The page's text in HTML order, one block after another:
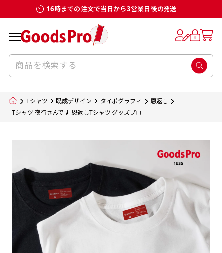
16時までの注文で当日から3営業日後の発送
Tシャツ 既成デザイン タイポグラフィ
恩返し
Tシャツ 夜行さんです 恩返しTシャツ グッズプロ
個数 単価 金額
合計金額 ¥0 （税込）
カートに入れる
お客様からのデータ入稿でのぼり旗を製作
する場合
入稿いただくデータは基本的にイラストレー
のデータとさせていただいております。
で解像度200dp以上必要です）当社の取り扱
いの規格サイズにつきましてはデザインテン
プレートの用意がありますので、ご購入後マ
イページの「購入履歴」よりダウンロードし
てご利用くださいませ。
お客様自身でオリジナルのサイズで製作する
場合につきましてはご希望の仕上がりサイズ
に対して四辺（すべての辺をプラス10ｍｍ）
デザイン変更なしでのご注文となります。
ルで製品デザインをしたデザインそのものを
指します。当グッズプロで販売として取り扱っ
該当いたします。既製のデザインを応用して自
分だけののぼり旗をつくりたい！などのデザ
イン改造や既製デザインに自分たちの団体の
名前入れや会社のロゴなどを挿入するなどの
相談もお請けしております。
名入れについて
のぼり旗のデザインをする際に、考えると良
のぼり旗のデザインとしては基本的に左側と
上側にポールを通すミミ（業界用語でチチと
ただ、お客様の飾り付けたい場所の風向きを
もしかしたら左側と上についているよりも右
側と上についていた方が良いと思うかもしれ
ません。
風向きを考えながらチチの向きを決めてから
デザインをするとどの方向でデザインをする
と良いかひらめくかもしれません。デザイン
サイズ一覧
既製品のサイズについては以下のサイズ表の通
お客様オリジナルサイズで製作をしたい場合
につきましてはお気軽にご相談ください。
みする都合や・最終的なカットをする際の都合
など）のでサイズの指定につきましてはｍｍ単
位は不可となります。最終的なサイズも多少の
ズレ5ｍｍ程度は起きる可能性があります。
サイズ一覧
既製品のサイズについては以下のサイズ表の通
お客様オリジナルサイズで製作をしたい場合
につきましてはお気軽にご相談ください。
みする都合や・最終的なカットをする際の都合
など）のでサイズの指定につきましてはｍｍ単
位は不可となります。最終的なサイズも多少の
ズレ5ｍｍ程度は起きる可能性があります。
一般的にはチチの位置はのぼり旗に対して上
ポールに通す際には上辺２か所に対してチチ
が左右どちらでものぼり旗自体をポールにく
生地のふちを大きく棒袋状に縫いこみポール
を通す筒をつくります。ポール自体を包み込
むため、耐久性があがり、デザインがより目
立ちます。
カーブ形状の特殊なのぼり旗にも適合する加
のぼり旗のチチについて
一般的にはチチの位置はのぼり旗に対して上
ポールに通す際には上辺２か所に対してチチ
が左右どちらでものぼり旗自体をポールにく
生地のふちを大きく棒袋状に縫いこみポール
を通す筒をつくります。ポール自体を包み込
むため、耐久性があがり、デザインがより目
立ちます。
カーブ形状の特殊なのぼり旗にも適合する加
補強縫製って何？
補強縫製とはヒートカッター（熱で焼き切る
をあげるために折り返し縫いをすることで風
の影響を受けやすい四辺の強度を増す加工で
各辺のおおむね3～5ｍｍ程度を折り返し、縫
い糸を走らせて補強します。加工をすることで
のぼり旗の１辺～４辺は折り返し加工されま
すのでその部分のホツレや裂けてしまうこと
を防止する効果があります。
棒袋縫いの場合、補強が無償で付いてきます。
生地の種類
ポンジ（一般）
一般的なのぼり旗の生地はポンジといわれる
厚みが約0.14ｍｍのとても薄い生地を使用し
ます。
のぼり旗製作で一番良く使用される生地で
す。生地の厚みが薄く、裏側にインクが浸透
スリット（切り込み）加工とは？
スリット（切り込み）を入れることで横幕が
疑似的にのれんのように見せるための加工手
法です。
1本（2分割）
［ +33円 ］
2本（3分割）
［ +66円 ］